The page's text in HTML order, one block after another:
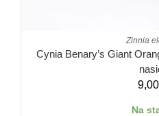
Zinnia
Cynia Benary’s Giant
9,00
Na